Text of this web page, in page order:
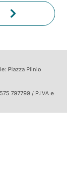
Piazza Plinio
797799 / P.IVA e